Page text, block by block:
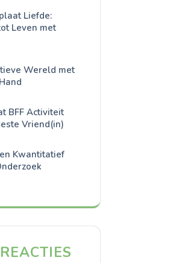
Liefde:
Leven met
Wereld met
BFF Activiteit
Vriend(in)
Kwantitatief